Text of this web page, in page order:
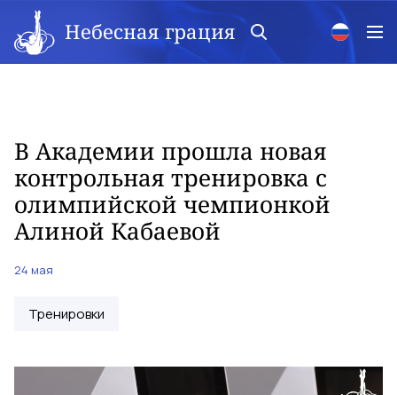
Небесная грация
В Академии прошла новая
контрольная тренировка с
олимпийской чемпионкой
Алиной Кабаевой
24 мая
Тренировки